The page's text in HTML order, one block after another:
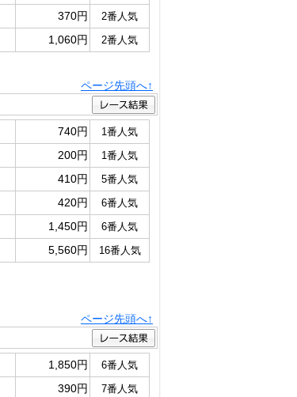
370円 2番人気
1,060円 2番人気
ページ先頭へ↑
740円 1番人気
200円 1番人気
410円 5番人気
420円 6番人気
1,450円 6番人気
5,560円 16番人気
ページ先頭へ↑
1,850円 6番人気
390円 7番人気